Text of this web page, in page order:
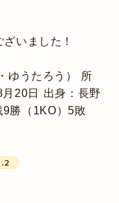
いました！
ゆうたろう）
所
20日
出身：長野
勝（1KO）5敗